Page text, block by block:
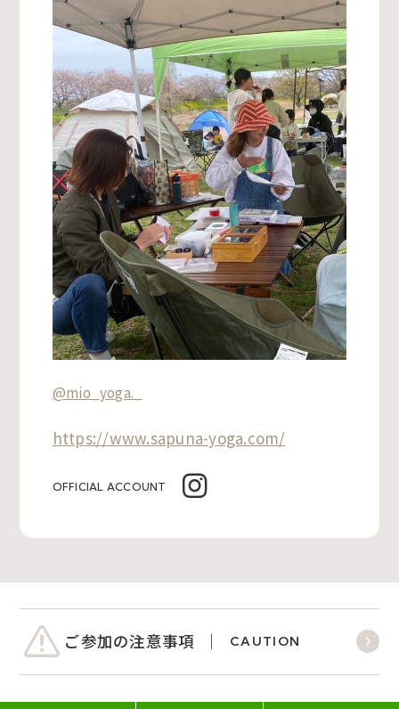
@mio_yoga._
https://www.sapuna-yoga.com/
OFFICIAL ACCOUNT
ご参加の注意事項 CAUTION